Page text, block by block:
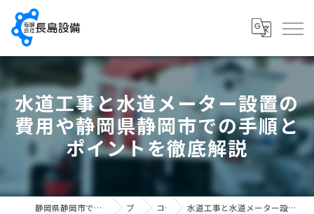
水道工事と水道メーター設置の
費用や静岡県静岡市での手順と
ポイントを徹底解説
静岡県静岡市で配管工の求人なら有限会社長島設備 ブログ コラム 水道工事と水道メーター設置の費用や静岡県静岡市での手順とポイントを徹底解説